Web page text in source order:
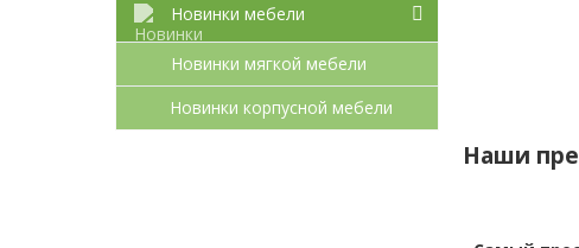
Новинки мебели
Новинки мягкой мебели
Новинки корпусной мебели
Наши